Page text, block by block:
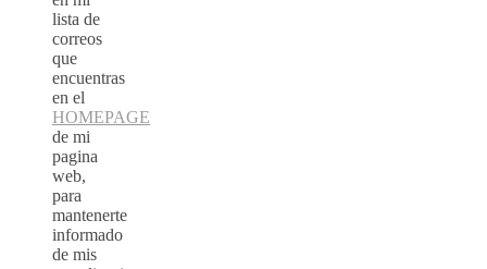
lista de
correos
que
encuentras
en el
HOMEPAGE
de mi
pagina
web,
para
mantenerte
informado
de mis